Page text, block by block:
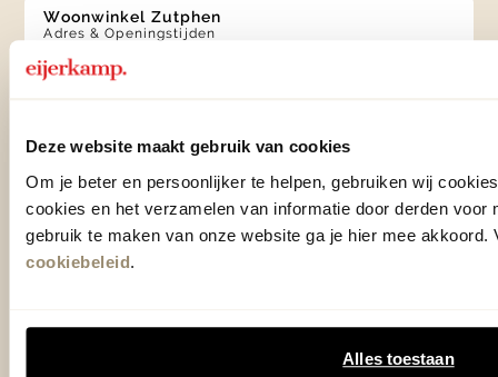
Deze website maakt gebruik van cookies
Om je beter en persoonlijker te helpen, gebruiken wij
cookies en het verzamelen van informatie door derden voor
gebruik te maken van onze website ga je hier mee akkoord.
cookiebeleid.
Alles toestaan
Woonwinkel Zutphen
Adres & Openingstijden
Woonwinkel Veenendaal
Outlet Zutphen
Klantenservice
TrustScore4.7